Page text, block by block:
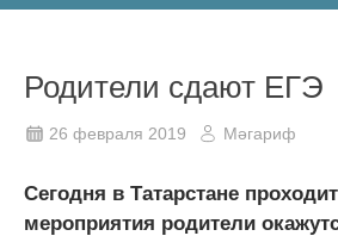
Родители сдают ЕГЭ
26 февраля 2019 Мәгариф
Сегодня в Татарстане
мероприятия родители